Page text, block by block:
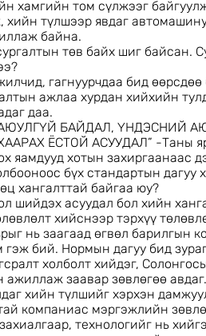
хамгийн том сүлжээг
хийн түлшээр явдаг
байна.
төв байх шиг байсан.
гагнуурчдаа бид өөрсдөө
ажлаа хурдан хийхийн
даа.
БАЙДАЛ, ҮНДЭСНИЙ
ЁСТОЙ АСУУДАЛ” -Таны
яамдууд хотын захиргаанаас
бүх стандартын дагуу
хангалттай байгаа юу?
шийдэх асуудал бол хийн
хийснээр тэрхүү
нь заагаад өгвөл барилгын
бий. Нормын дагуу бид
холболт хийдэг,
ажиллаж заавар зөвлөгөө
хийн түлшийг хэрхэн
компаниас мэргэжлийн
технологийг нь